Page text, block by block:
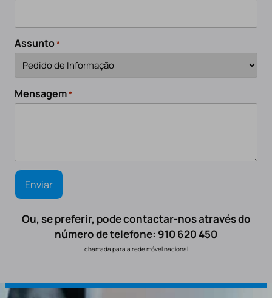
Assunto*
Mensagem*
Ou, se preferir, pode contactar-nos através do
número de telefone: 910 620 450
chamada para a rede móvel nacional